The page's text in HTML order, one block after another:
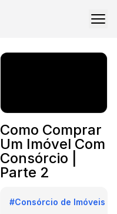
Como Comprar
Um Imóvel Com
Consórcio |
Parte 2
#Consórcio de Imóveis